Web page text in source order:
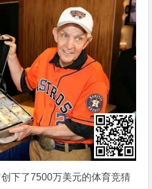
下了7500万美元的体育竞猜